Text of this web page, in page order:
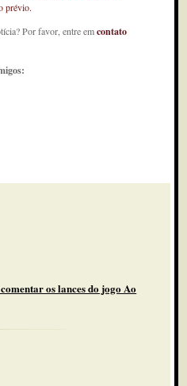
prévio.
Por favor, entre emcontato
os lances do jogo Ao